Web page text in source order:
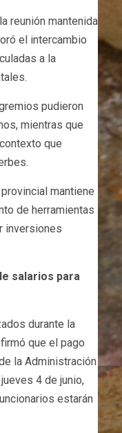
reunión mantenida
el intercambio
a la
pudieron
mientras que
que
mantiene
de herramientas
inversiones
salarios para
durante la
que el pago
la Administración
4 de junio,
estarán